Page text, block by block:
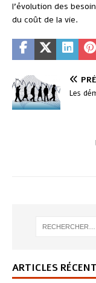
l’évolution des
du coût de la vie.
Les
ARTICLES